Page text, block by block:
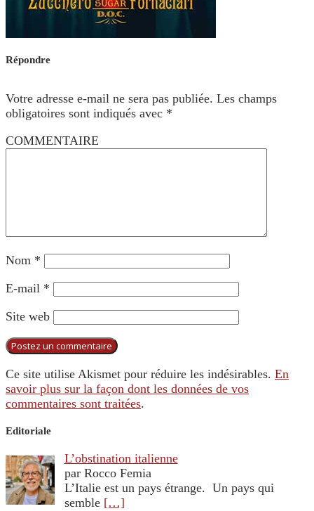
Répondre
Votre adresse e-mail ne sera pas publiée. Les champs
obligatoires sont indiqués avec *
COMMENTAIRE
Nom *
E-mail *
Site web
Ce site utilise Akismet pour réduire les indésirables. En
savoir plus sur la façon dont les données de vos
commentaires sont traitées.
Editoriale
L’obstination italienne
par Rocco Femia
L’Italie est un pays étrange. Un pays qui
semble […]